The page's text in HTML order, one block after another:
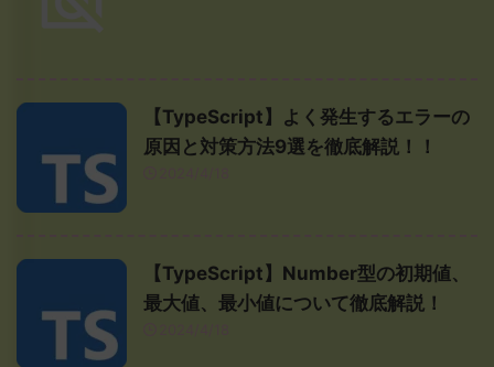
【TypeScript】よく発生するエラーの
原因と対策方法9選を徹底解説！！
【TypeScript】Number型の初期値、
最大値、最小値について徹底解説！